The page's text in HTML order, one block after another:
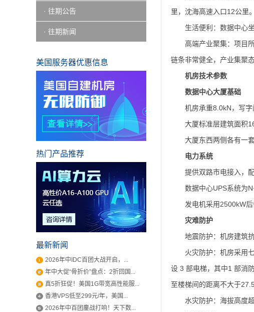
· 往期公告
· 往期新闻
美国服务器优惠信息
热门产品推荐
最新新闻
2026年中IDC百团大战开启，...
年中大促“骨折价”盘点：2折回国...
真5折狂促！美国1G带宽高性能服...
香港VPS低至299元/年，美国...
2026年中百团鏖战打响！天下数...
里，沈海高速入口12公里。
生活便利：数据中心
高端产业聚集：项目
链条非常健全，产业集聚
机房技术参数
数据中心大厦基础
机房承重8.0kN，写字
大厦标准层建筑面积
大厦东西两侧各有一
电力系统
提供双路市电接入，
数据中心UPS系统为
发电机采用2500kW
灾难防护
地震防护：机房建筑
火灾防护：机房采用
设 3 部电梯，其中1 部消
至楼梯间的距离不大于27.5
水灾防护：海拔高度